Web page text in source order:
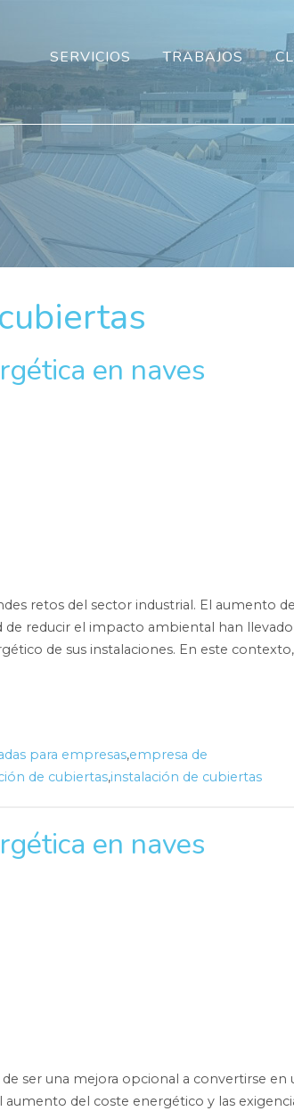
SERVICIOS TRABAJOS
en naves
retos del sector industrial. El aumento
de reducir el impacto ambiental han llevado
de sus instalaciones. En este contexto,
para empresas,empresa de
de cubiertas,instalación de cubiertas
en naves
ser una mejora opcional a convertirse en
del coste energético y las